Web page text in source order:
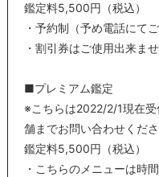
鑑定料5,500円（税込）
・予約制（予め電話にて
・割引券はご使用出来ませ
■プレミアム鑑定
※こちらは2022/2/1現在
舗までお問い合わせくださ
鑑定料5,500円（税込）
・こちらのメニューは時